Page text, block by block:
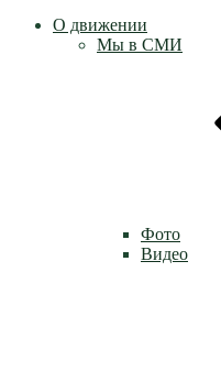
О движении
Мы в СМИ
Фото
Видео